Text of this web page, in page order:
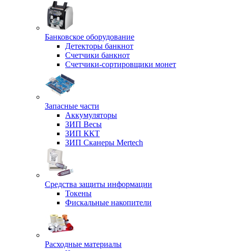
Банковское оборудование
Детекторы банкнот
Счетчики банкнот
Счетчики-сортировщики монет
Запасные части
Аккумуляторы
ЗИП Весы
ЗИП ККТ
ЗИП Сканеры Mertech
Средства защиты информации
Токены
Фискальные накопители
Расходные материалы